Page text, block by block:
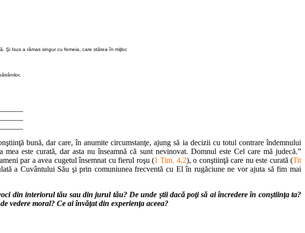
Şi Isus a rămas singur cu femeia, care stătea în mijloc
bună, dar care, în anumite circumstanţe, ajung să ia decizii cu totul contrare îndemnului
este curată, dar asta nu înseamnă că sunt nevinovat. Domnul este Cel care mă judecă.”
par a avea cugetul însemnat cu fierul roşu (1 Tim. 4,2), o conştiinţă care nu este curată (Tit
a Cuvântului Său şi prin comuniunea frecventă cu El în rugăciune ne vor ajuta să fim mai
din interiorul tău sau din jurul tău? De unde ştii dacă poţi să ai încredere în conştiinţa ta?
vedere moral? Ce ai învăţat din experienţa aceea?